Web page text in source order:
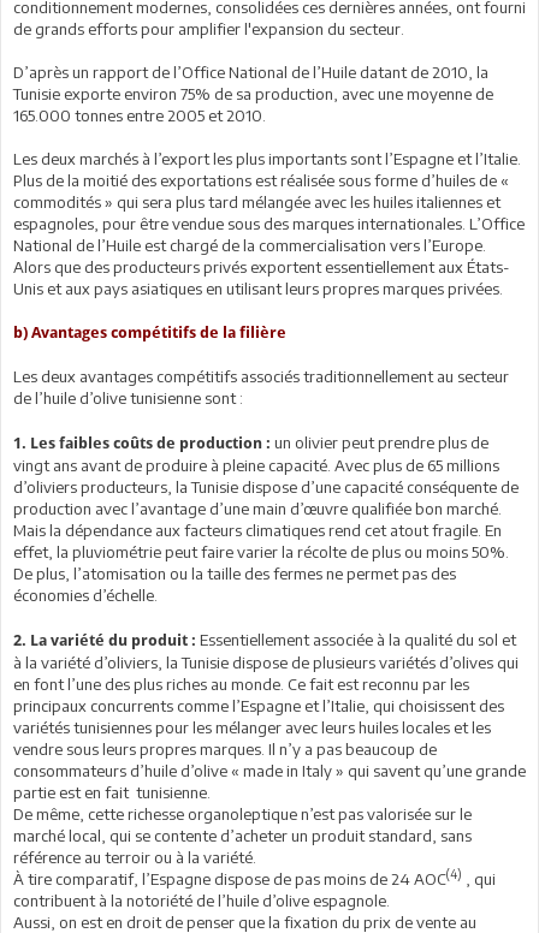
conditionnement modernes, consolidées ces dernières années, ont fourni
de grands efforts pour amplifier l'expansion du secteur.
D’après un rapport de l’Office National de l’Huile datant de 2010, la
Tunisie exporte environ 75% de sa production, avec une moyenne de
165.000 tonnes entre 2005 et 2010.
Les deux marchés à l’export les plus importants sont l’Espagne et l’Italie.
Plus de la moitié des exportations est réalisée sous forme d’huiles de «
commodités » qui sera plus tard mélangée avec les huiles italiennes et
espagnoles, pour être vendue sous des marques internationales. L’Office
National de l’Huile est chargé de la commercialisation vers l’Europe.
Alors que des producteurs privés exportent essentiellement aux États-
Unis et aux pays asiatiques en utilisant leurs propres marques privées.
b) Avantages compétitifs de la filière
Les deux avantages compétitifs associés traditionnellement au secteur
de l’huile d’olive tunisienne sont :
1. Les faibles coûts de production : un olivier peut prendre plus de
vingt ans avant de produire à pleine capacité. Avec plus de 65 millions
d’oliviers producteurs, la Tunisie dispose d’une capacité conséquente de
production avec l’avantage d’une main d’œuvre qualifiée bon marché.
Mais la dépendance aux facteurs climatiques rend cet atout fragile. En
effet, la pluviométrie peut faire varier la récolte de plus ou moins 50%.
De plus, l’atomisation ou la taille des fermes ne permet pas des
économies d’échelle.
2. La variété du produit : Essentiellement associée à la qualité du sol et
à la variété d’oliviers, la Tunisie dispose de plusieurs variétés d’olives qui
en font l’une des plus riches au monde. Ce fait est reconnu par les
principaux concurrents comme l’Espagne et l’Italie, qui choisissent des
variétés tunisiennes pour les mélanger avec leurs huiles locales et les
vendre sous leurs propres marques. Il n’y a pas beaucoup de
consommateurs d’huile d’olive « made in Italy » qui savent qu’une grande
partie est en fait tunisienne.
De même, cette richesse organoleptique n’est pas valorisée sur le
marché local, qui se contente d’acheter un produit standard, sans
référence au terroir ou à la variété.
À tire comparatif, l’Espagne dispose de pas moins de 24 AOC(4)
, qui
contribuent à la notoriété de l’huile d’olive espagnole.
Aussi, on est en droit de penser que la fixation du prix de vente au